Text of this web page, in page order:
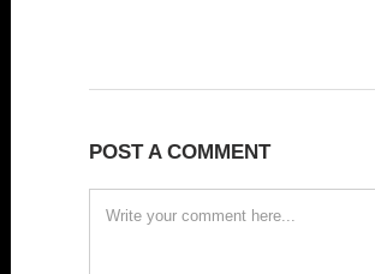
POST A COMMENT